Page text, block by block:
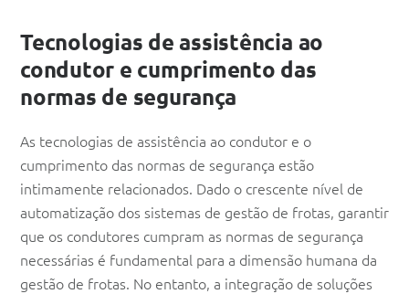
Tecnologias de assistência ao
condutor e cumprimento das
normas de segurança
As tecnologias de assistência ao condutor e o
cumprimento das normas de segurança estão
intimamente relacionados. Dado o crescente nível de
automatização dos sistemas de gestão de frotas, garantir
que os condutores cumpram as normas de segurança
necessárias é fundamental para a dimensão humana da
gestão de frotas. No entanto, a integração de soluções